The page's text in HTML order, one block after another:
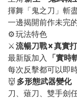
揮舞「鬼之刀」斬
一邊揭開前作未完
⚙️ 玩法特色
⚔️流暢刀戰 × 真實
最新版加入
「實時
每次反擊都可以即
👹 多形態武器變化
刀、薙刀、雙手劍